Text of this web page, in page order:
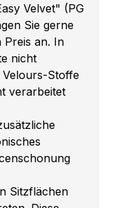
Velvet" (PG
Sie gerne
Preis an. In
nicht
Stoffe
verarbeitet
Sitzflächen